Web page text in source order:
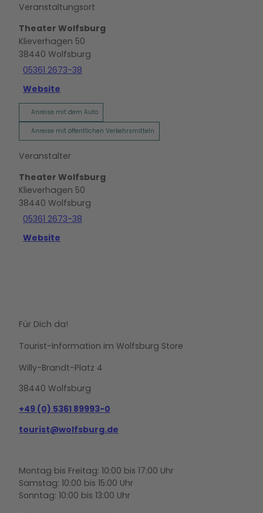
Veranstaltungsort
Theater Wolfsburg
Klieverhagen 50
38440 Wolfsburg
05361 2673-38
Website
Anreise mit dem Auto
Anreise mit öffentlichen Verkehrsmitteln
Veranstalter
Theater Wolfsburg
Klieverhagen 50
38440 Wolfsburg
05361 2673-38
Website
Für Dich da!
Tourist-Information im Wolfsburg Store
Willy-Brandt-Platz 4
38440 Wolfsburg
+49 (0) 5361 89993-0
tourist@wolfsburg.de
Montag bis Freitag: 10:00 bis 17:00 Uhr
Samstag: 10:00 bis 15:00 Uhr
Sonntag: 10:00 bis 13:00 Uhr